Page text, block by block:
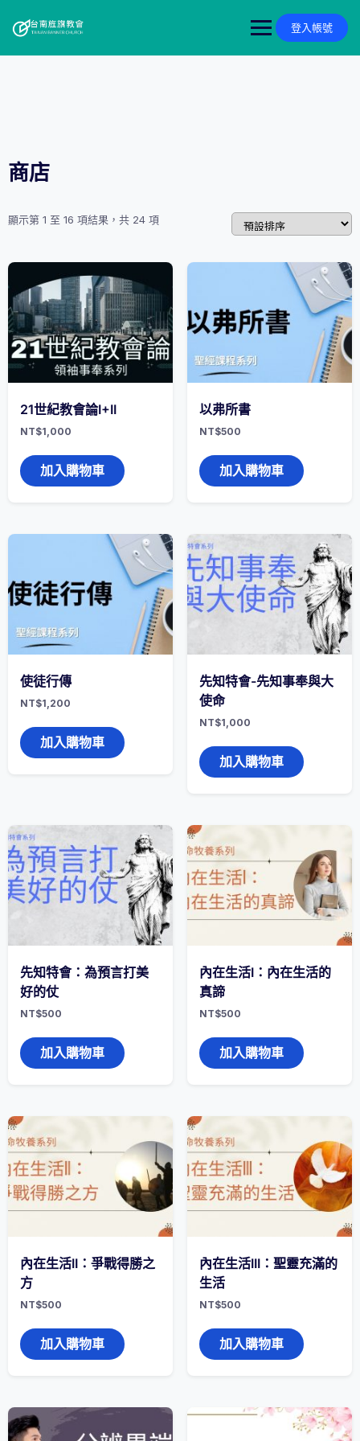
content
登入帳號
商店
顯示第 1 至 16 項結果，共 24 項
21世紀教會論I+II
NT$1,000
加入購物車
以弗所書
NT$500
加入購物車
使徒行傳
NT$1,200
加入購物車
先知特會-先知事奉與大
使命
NT$1,000
加入購物車
先知特會：為預言打美
好的仗
NT$500
加入購物車
內在生活I：內在生活的
真諦
NT$500
加入購物車
內在生活II：爭戰得勝之
方
NT$500
加入購物車
內在生活III：聖靈充滿的
生活
NT$500
加入購物車